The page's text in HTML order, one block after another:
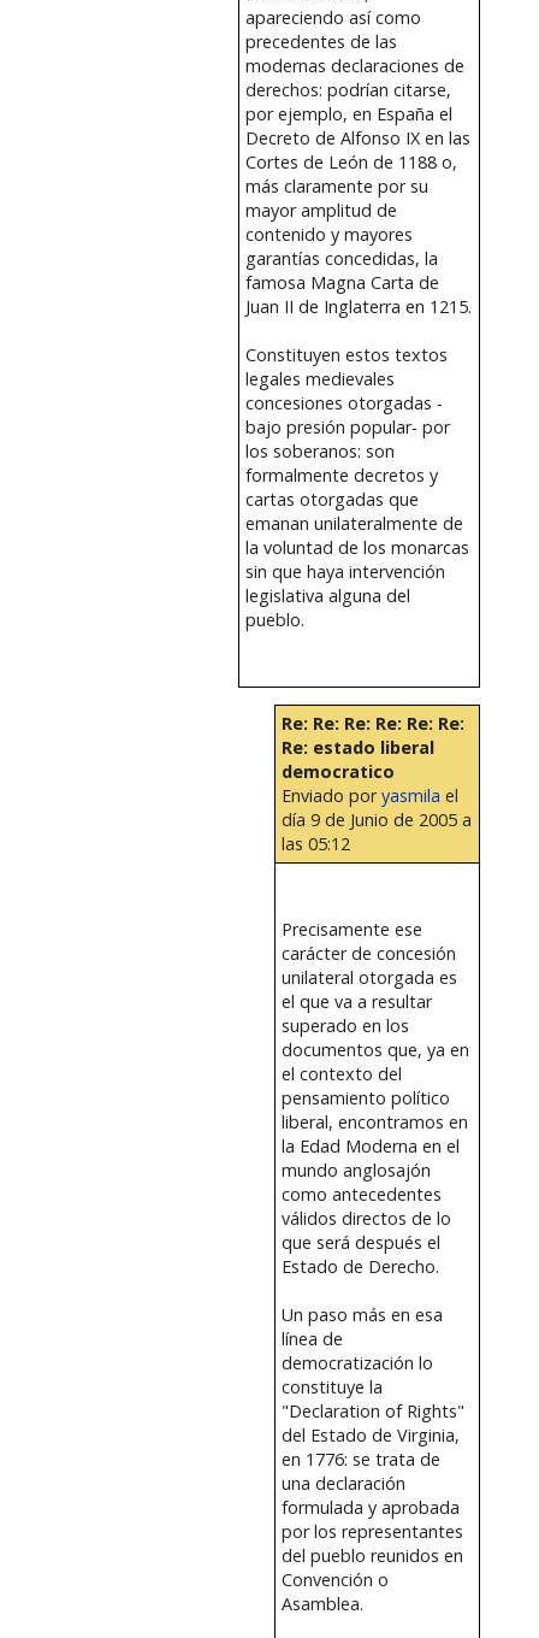
apareciendo así como
precedentes de las
modernas declaraciones de
derechos: podrían citarse,
por ejemplo, en España el
Decreto de Alfonso IX en las
Cortes de León de 1188 o,
más claramente por su
mayor amplitud de
contenido y mayores
garantías concedidas, la
famosa Magna Carta de
Juan II de Inglaterra en 1215.
Constituyen estos textos
legales medievales
concesiones otorgadas -
bajo presión popular- por
los soberanos: son
formalmente decretos y
cartas otorgadas que
emanan unilateralmente de
la voluntad de los monarcas
sin que haya intervención
legislativa alguna del
pueblo.
Re: Re: Re: Re: Re: Re:
Re: estado liberal
democratico
Enviado poryasmila el
día 9 de Junio de 2005 a
las 05:12
Precisamente ese
carácter de concesión
unilateral otorgada es
el que va a resultar
superado en los
documentos que, ya en
el contexto del
pensamiento político
liberal, encontramos en
la Edad Moderna en el
mundo anglosajón
como antecedentes
válidos directos de lo
que será después el
Estado de Derecho.
Un paso más en esa
línea de
democratización lo
constituye la
"Declaration of Rights"
del Estado de Virginia,
en 1776: se trata de
una declaración
formulada y aprobada
por los representantes
del pueblo reunidos en
Convención o
Asamblea.